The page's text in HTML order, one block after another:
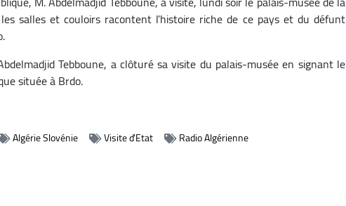
salles et couloirs racontent l’histoire riche de ce pays et du défunt
Tebboune, a clôturé sa visite du palais-musée en signant le
située à Brdo.
Algérie Slovénie Visite d'Etat
Radio Algérienne